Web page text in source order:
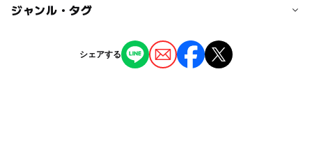
駐車場あり ー
ー 託児所
ジャンル・タグ
シェアする